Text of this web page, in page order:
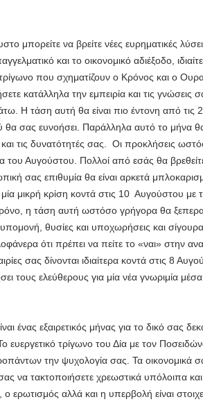
μπορείτε να βρείτε νέες ευρηματικές
και το οικονομικό αδιέξοδο,
που σχηματίζουν ο Κρόνος και ο
κατάλληλα την εμπειρία και τις γνώσεις
Η τάση αυτή θα είναι πιο έντονη από τις
θα σας ευνοήσει. Παράλληλα αυτό το μήνα
τις δυνατότητές σας. Οι προκλήσεις
του Αυγούστου. Πολλοί από εσάς θα
σας επιθυμία θα είναι αρκετά
μικρή κρίση κοντά στις 10 Αυγούστου με
η τάση αυτή ωστόσο γρήγορα θα
θυσίες και υποχωρήσεις και
ότι πρέπει να πείτε το «ναι» στην
σας δίνονται ιδιαίτερα κοντά στις 8
τους ελεύθερους για μία νέα γνωριμία
ένας εξαιρετικός μήνας για το δικό σας
ευεργετικό τρίγωνο του Δία με τον
την ψυχολογία σας. Τα οικονομικά
να τακτοποιήσετε χρεωστικά υπόλοιπα
ερωτισμός αλλά και η υπερβολή είναι